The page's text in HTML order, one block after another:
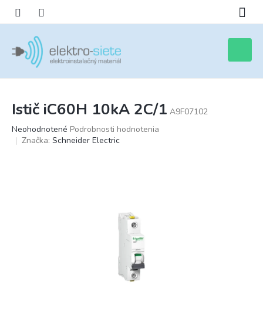
obsah
košík
Istič iC60H 10kA 2C/1 A9F07102
Priemerné
hodnotenie
Neohodnotené Podrobnosti hodnotenia
Značka: Schneider Electric